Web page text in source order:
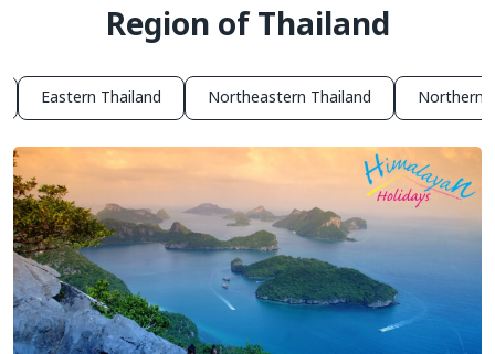
Region of Thailand
Eastern Thailand Northeastern Thailand Northern